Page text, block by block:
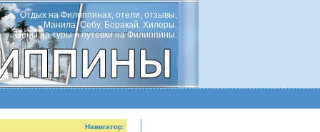
Отдых на Филиппинах, отели, отзывы,
Манила, Себу, Боракай. Хилеры.
Цены на туры и путевки на Филиппины.
Навигатор: